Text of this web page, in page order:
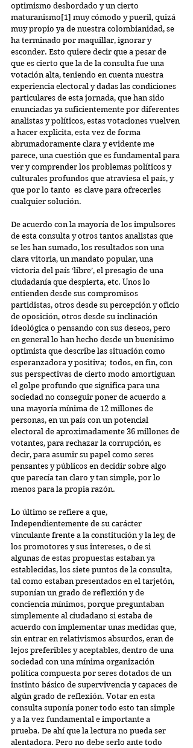
optimismo desbordado y un cierto
maturanismo[1] muy cómodo y pueril, quizá
muy propio ya de nuestra colombianidad, se
ha terminado por maquillar, ignorar y
esconder. Esto quiere decir que a pesar de
que es cierto que la de la consulta fue una
votación alta, teniendo en cuenta nuestra
experiencia electoral y dadas las condiciones
particulares de esta jornada, que han sido
enunciadas ya suficientemente por diferentes
analistas y políticos, estas votaciones vuelven
a hacer explicita, esta vez de forma
abrumadoramente clara y evidente me
parece, una cuestión que es fundamental para
ver y comprender los problemas políticos y
culturales profundos que atraviesa el país, y
que por lo tanto  es clave para ofrecerles
cualquier solución.
De acuerdo con la mayoría de los impulsores
de esta consulta y otros tantos analistas que
se les han sumado, los resultados son una
clara vitoria, un mandato popular, una
victoria del país ‘libre’, el presagio de una
ciudadanía que despierta, etc. Unos lo
entienden desde sus compromisos
partidistas, otros desde su percepción y oficio
de oposición, otros desde su inclinación
ideológica o pensando con sus deseos, pero
en general lo han hecho desde un buenísimo
optimista que describe las situación como
esperanzadora y positiva;  todos, en fin, con
sus perspectivas de cierto modo amortiguan
el golpe profundo que significa para una
sociedad no conseguir poner de acuerdo a
una mayoría mínima de 12 millones de
personas, en un país con un potencial
electoral de aproximadamente 36 millones de
votantes, para rechazar la corrupción, es
decir, para asumir su papel como seres
pensantes y públicos en decidir sobre algo
que parecía tan claro y tan simple, por lo
menos para la propia razón.
Lo último se refiere a que,
Independientemente de su carácter
vinculante frente a la constitución y la ley, de
los promotores y sus intereses, o de si
algunas de estas propuestas estaban ya
establecidas, los siete puntos de la consulta,
tal como estaban presentados en el tarjetón,
suponían un grado de reflexión y de
conciencia mínimos, porque preguntaban
simplemente al ciudadano si estaba de
acuerdo con implementar unas medidas que,
sin entrar en relativismos absurdos, eran de
lejos preferibles y aceptables, dentro de una
sociedad con una mínima organización
política compuesta por seres dotados de un
instinto básico de supervivencia y capaces de
algún grado de reflexión. Votar en esta
consulta suponía poner todo esto tan simple
y a la vez fundamental e importante a
prueba. De ahí que la lectura no pueda ser
alentadora. Pero no debe serlo ante todo